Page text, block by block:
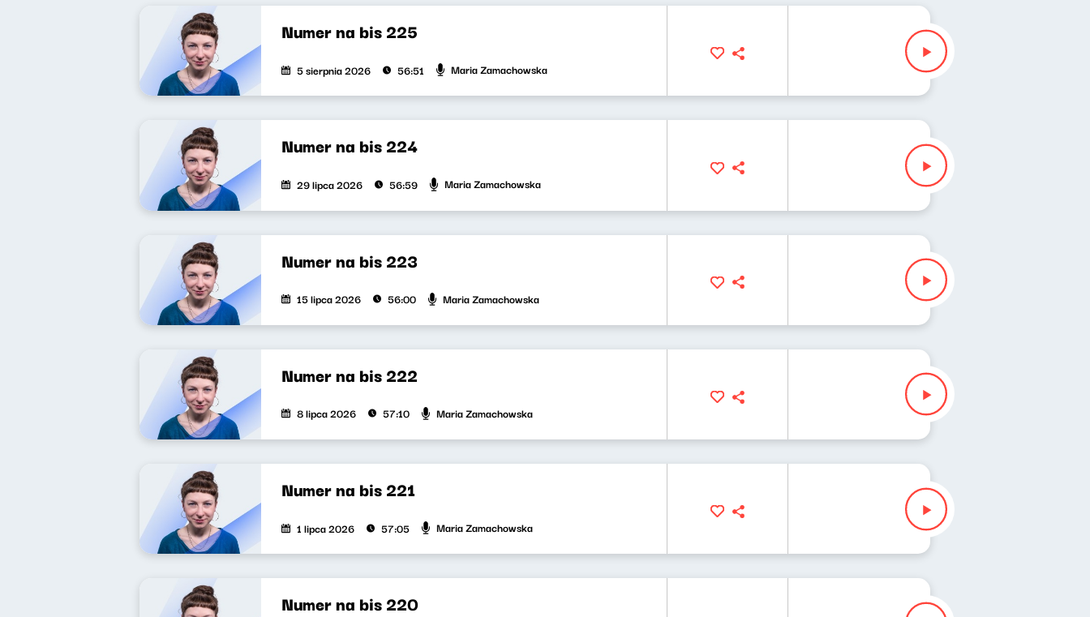
Numer na bis 225
5 sierpnia 2026 56:51 Maria Zamachowska
Numer na bis 224
29 lipca 2026 56:59 Maria Zamachowska
Numer na bis 223
15 lipca 2026 56:00 Maria Zamachowska
Numer na bis 222
8 lipca 2026 57:10 Maria Zamachowska
Numer na bis 221
1 lipca 2026 57:05 Maria Zamachowska
Numer na bis 220